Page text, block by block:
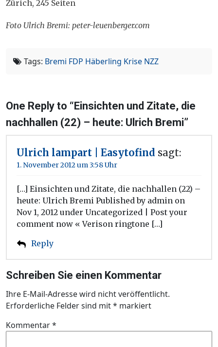
Zürich, 245 Seiten
Foto Ulrich Bremi: peter-leuenberger.com
Tags: Bremi FDP Häberling Krise NZZ
One Reply to “Einsichten und Zitate, die
nachhallen (22) – heute: Ulrich Bremi”
Ulrich lampart | Easytofind sagt:
1. November 2012 um 3:58 Uhr
[…] Einsichten und Zitate, die nachhallen (22) –
heute: Ulrich Bremi Published by admin on
Nov 1, 2012 under Uncategorized | Post your
comment now « Verison ringtone […]
Reply
Schreiben Sie einen Kommentar
Ihre E-Mail-Adresse wird nicht veröffentlicht.
Erforderliche Felder sind mit* markiert
Kommentar*